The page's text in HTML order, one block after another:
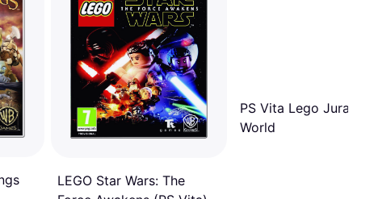
LEGO Star Wars: The
PS Vita Lego Jurassic
World